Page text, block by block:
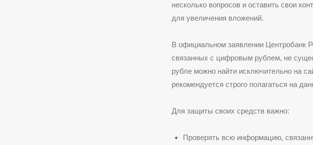
несколько вопросов и оставить свои
для увеличения вложений.
В официальном заявлении Центробанк
связанных с цифровым рублем, не
рубле можно найти исключительно на
рекомендуется строго полагаться на
Для защиты своих средств важно:
Проверять всю информацию,